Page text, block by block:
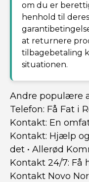
om du er
henhold til
at returnere
tilbagebetaling
situationen.
Andre populære
Telefon: Få Fat i
Kontakt: En
Kontakt: Hjælp
det • Allerød
Kontakt 24/7:
Kontakt Novo